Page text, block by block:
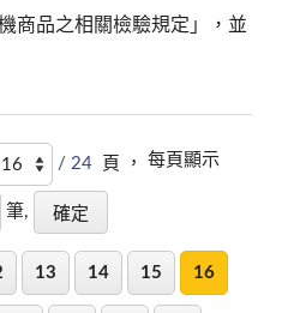
商品之相關檢驗規定」，並
/ 24 頁 ， 每頁顯示
筆,
13 14 15 16